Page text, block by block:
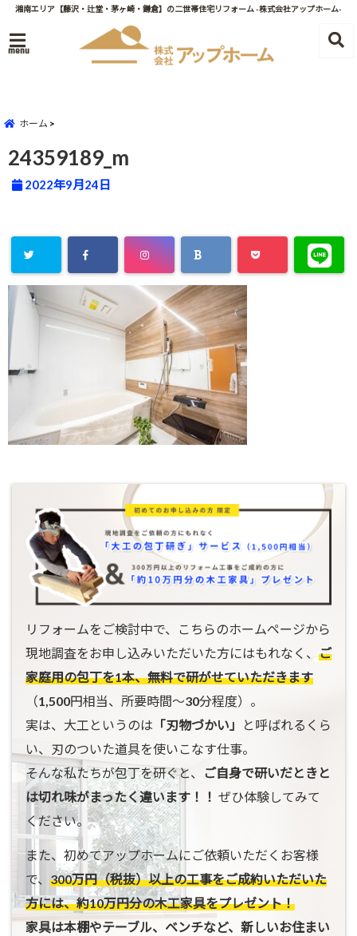
湘南エリア【藤沢・辻堂・茅ヶ崎・鎌倉】の二世帯住宅リフォーム -株式会社アップホーム-
menu
ホーム
24359189_m
2022年9月24日
リフォームをご検討中で、こちらのホームページから
現地調査をお申し込みいただいた方にはもれなく、 ご
家庭用の包丁を1本、無料で研がせていただきます
（1,500円相当、所要時間〜30分程度）。
実は、大工というのは 「刃物づかい」
と呼ばれるくら
い、刃のついた道具を使いこなす仕事。
そんな私たちが包丁を研ぐと、
ご自身で研いだときと
は切れ味がまったく違います！！ ぜひ体験してみて
ください。
また、初めてアップホームにご依頼いただくお客様
で、 300万円（税抜）以上の工事をご成約いただいた
方には、約10万円分の木工家具をプレゼント！
家具は本棚やテーブル、ベンチなど、新しいお住まい